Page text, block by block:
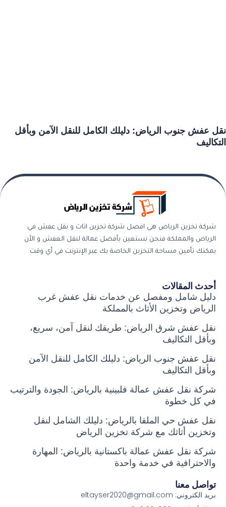
نقل عفش جنوب الرياض: دليلك الكامل للنقل الآمن وبأقل
التكاليف
شركة تخزين الرياض هي افضل شركة تخزين اثاث و نقل عفش في
الرياض والمملكة فنحن نستعين بأفضل عمالة لنقل العفش و الأن
يمكنك تأمين مساحة التخزين الخاصة بك عبر الإنترنت في أي وقت
أحدث المقالات
دليل شامل ومفصل عن خدمات نقل عفش غرب
الرياض وتخزين الأثاث بالمملكة
نقل عفش شرق الرياض: طريقك لنقل آمن، سريع،
وبأقل التكاليف
نقل عفش جنوب الرياض: دليلك الكامل للنقل الآمن
وبأقل التكاليف
شركة نقل عفش عمالة فلبينية بالرياض: الجودة والترتيب
في كل خطوة
نقل عفش حي الملقا بالرياض: دليلك الشامل لنقل
وتخزين أثاثك مع شركة تخزين الرياض
شركة نقل عفش عمالة باكستانية بالرياض: المهارة
والاحترافية في خدمة واحدة
تواصل معنا
بريد الكتروني: eltayser2020@gmail.com